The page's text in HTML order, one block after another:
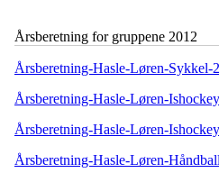
Årsberetning for gruppene 2012
Årsberetning-Hasle-Løren-Sykkel-
Årsberetning-Hasle-Løren-
Årsberetning-Hasle-Løren-
Årsberetning-Hasle-Løren-